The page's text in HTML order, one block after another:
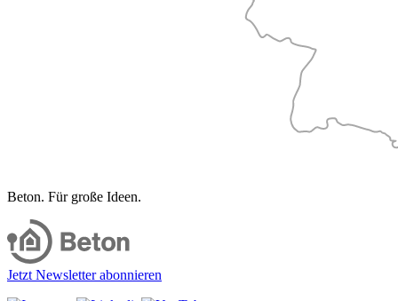
Beton. Für große Ideen.
Jetzt Newsletter abonnieren